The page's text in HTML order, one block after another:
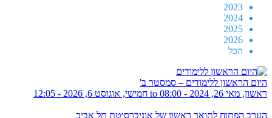
2023
2024
2025
2026
הכל
היום הראשון ללימודים – סמסטר ב'
ראשון, מאי 26, 2024 - 08:00
חמישי, אוגוסט 6, 2026 - 12:05
הערב הפתוח לתואר ראשון של אוניברסיטת תל אביב